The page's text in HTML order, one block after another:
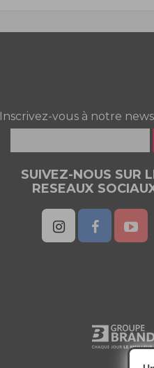
Inscrivez-vous à notre
SUIVEZ-NOUS SUR
RESEAUX